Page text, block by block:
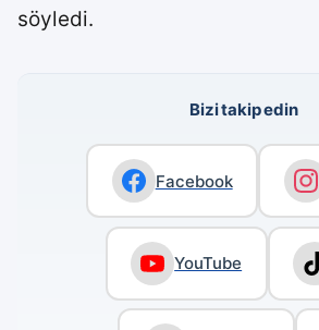
söyledi.
Bizi takip edin
Facebook
YouTube